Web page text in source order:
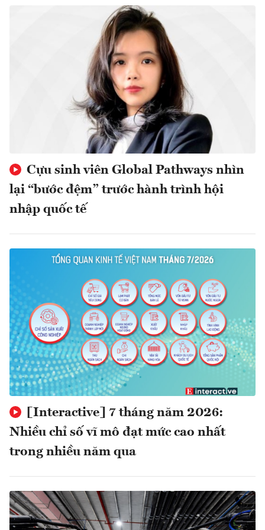
Cựu sinh viên Global Pathways nhìn
lại “bước đệm” trước hành trình hội
nhập quốc tế
[Interactive] 7 tháng năm 2026:
Nhiều chỉ số vĩ mô đạt mức cao nhất
trong nhiều năm qua